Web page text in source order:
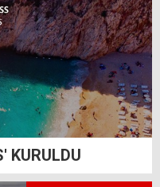
KURULDU